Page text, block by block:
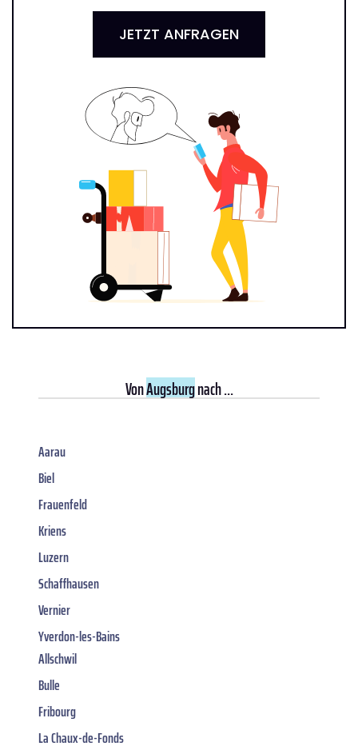
JETZT ANFRAGEN
VonAugsburgnach ...
Aarau
Biel
Frauenfeld
Kriens
Luzern
Schaffhausen
Vernier
Yverdon-les-Bains
Allschwil
Bulle
Fribourg
La Chaux-de-Fonds